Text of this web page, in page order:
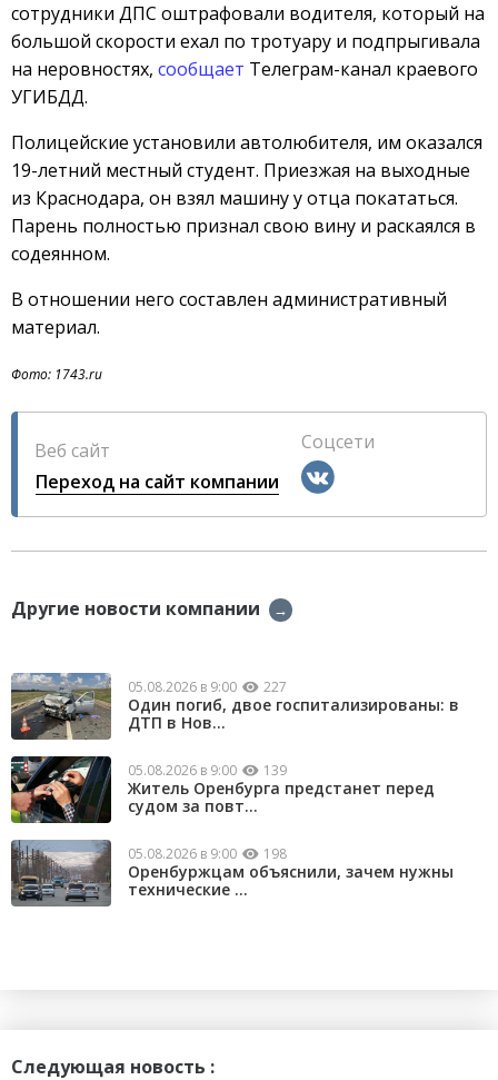
сотрудники ДПС оштрафовали водителя, который на
большой скорости ехал по тротуару и подпрыгивала
на неровностях, сообщает Телеграм-канал краевого
УГИБДД.
Полицейские установили автолюбителя, им оказался
19-летний местный студент. Приезжая на выходные
из Краснодара, он взял машину у отца покататься.
Парень полностью признал свою вину и раскаялся в
содеянном.
В отношении него составлен административный
материал.
Фото: 1743.ru
Веб сайт
Переход на сайт компании
Соцсети
Другие новости компании →
05.08.2026 в 9:00 227
Один погиб, двое госпитализированы: в
ДТП в Нов...
05.08.2026 в 9:00 139
Житель Оренбурга предстанет перед
судом за повт...
05.08.2026 в 9:00 198
Оренбуржцам объяснили, зачем нужны
технические ...
Следующая новость :